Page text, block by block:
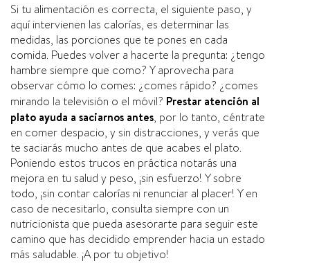
Si tu alimentación es correcta, el siguiente paso, y
aquí intervienen las calorías, es determinar las
medidas, las porciones que te pones en cada
comida. Puedes volver a hacerte la pregunta: ¿tengo
hambre siempre que como? Y aprovecha para
observar cómo lo comes: ¿comes rápido? ¿comes
mirando la televisión o el móvil? Prestar atención al
plato ayuda a saciarnos antes, por lo tanto, céntrate
en comer despacio, y sin distracciones, y verás que
te saciarás mucho antes de que acabes el plato.
Poniendo estos trucos en práctica notarás una
mejora en tu salud y peso, ¡sin esfuerzo! Y sobre
todo, ¡sin contar calorías ni renunciar al placer! Y en
caso de necesitarlo, consulta siempre con un
nutricionista que pueda asesorarte para seguir este
camino que has decidido emprender hacia un estado
más saludable. ¡A por tu objetivo!